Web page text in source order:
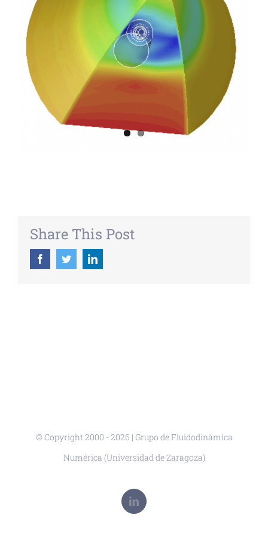
Share This Post
FacebookTwitterLinkedIn
© Copyright 2000 -2026 | Grupo de Fluidodinámica
Numérica (Universidad de Zaragoza)
LinkedIn